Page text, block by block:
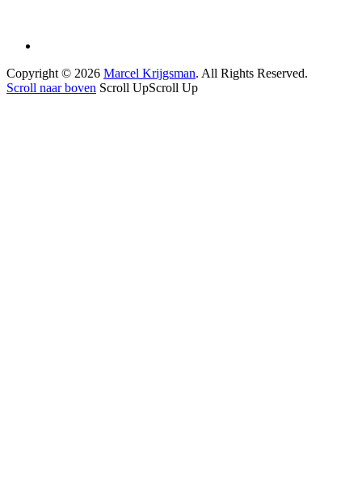
Copyright © 2026 Marcel Krijgsman. All Rights Reserved.
Scroll naar boven Scroll UpScroll Up